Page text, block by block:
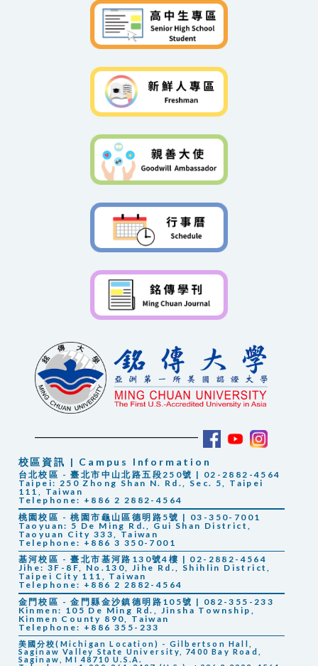
校區資訊 | Campus Information
台北校區 - 臺北市中山北路五段250號 | 02-2882-4564
Taipei: 250 Zhong Shan N. Rd., Sec. 5, Taipei
111, Taiwan
Telephone: +886 2 2882-4564
桃園校區 - 桃園市龜山區德明路5號 | 03-350-7001
Taoyuan: 5 De Ming Rd., Gui Shan District,
Taoyuan City 333, Taiwan
Telephone: +886 3 350-7001
基河校區 - 臺北市基河路130號4樓 | 02-2882-4564
Jihe: 3F-8F, No.130, Jihe Rd., Shihlin District,
Taipei City 111, Taiwan
Telephone: +886 2 2882-4564
金門校區 - 金門縣金沙鎮德明路105號 | 082-355-233
Kinmen: 105 De Ming Rd., Jinsha Township,
Kinmen County 890, Taiwan
Telephone: +886 355-233
美國分校(Michigan Location) - Gilbertson Hall,
Saginaw Valley State University, 7400 Bay Road,
Saginaw, MI 48710 U.S.A.